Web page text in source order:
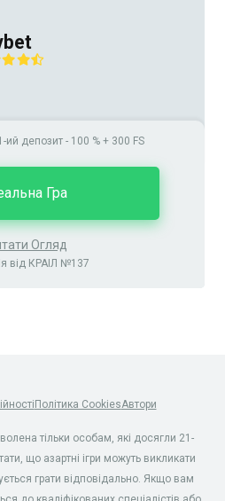
депозит - 100 % + 300 FS
Огляд
від КРАІЛ №137
Гра
Політика CookiesАвтори
тільки особам, які досягли 21-
що азартні ігри можуть викликати
грати відповідально. Якщо вам